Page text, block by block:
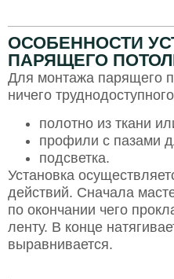
ОСОБЕННОСТИ
ПАРЯЩЕГО
Для монтажа парящего
ничего
полотно из ткани
профили с пазами
подсветка.
Установка
действий. Сначала
по окончании чего
ленту. В конце
выравнивается.